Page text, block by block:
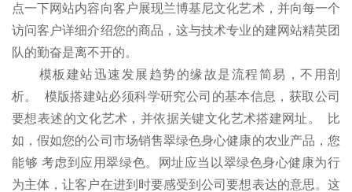
点一下网站内容向客户展现兰博基尼文化艺术，并向每一个
访问客户详细介绍您的商品，这与技术专业的建网站精英团
队的勤奋是离不开的。
模板建站迅速发展趋势的缘故是流程简易，不用剖
析。 模版搭建站必须科学研究公司的基本信息，获取公司
要想表述的文化艺术，并依据关键文化艺术搭建网址。 比
如，假如您的公司市场销售翠绿色身心健康的农业产品，您
能够 考虑到应用翠绿色。网址应当以翠绿色身心健康为行
为主体，让客户在进到时要感受到公司要想表达的意思。这